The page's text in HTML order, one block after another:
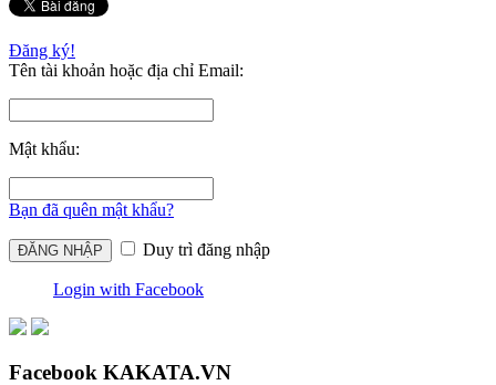
Đăng ký!
Tên tài khoản hoặc địa chỉ Email:
Mật khẩu:
Bạn đã quên mật khẩu?
Duy trì đăng nhập
Login with Facebook
Facebook KAKATA.VN